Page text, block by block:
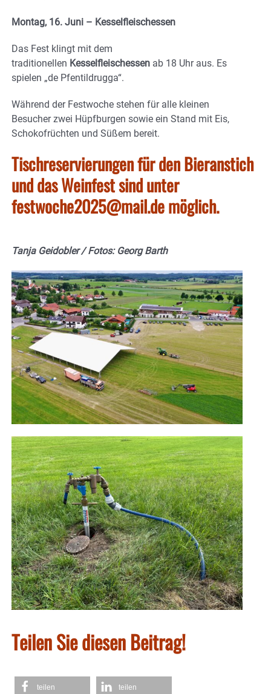
Montag, 16. Juni – Kesselfleischessen
Das Fest klingt mit dem
traditionellen Kesselfleischessen ab 18 Uhr aus. Es
spielen „de Pfentildrugga“.
Während der Festwoche stehen für alle kleinen
Besucher zwei Hüpfburgen sowie ein Stand mit Eis,
Schokofrüchten und Süßem bereit.
Tischreservierungen für den Bieranstich
und das Weinfest sind unter
festwoche2025@mail.demöglich.
Tanja Geidobler / Fotos: Georg Barth
Teilen Sie diesen Beitrag!
teilen teilen